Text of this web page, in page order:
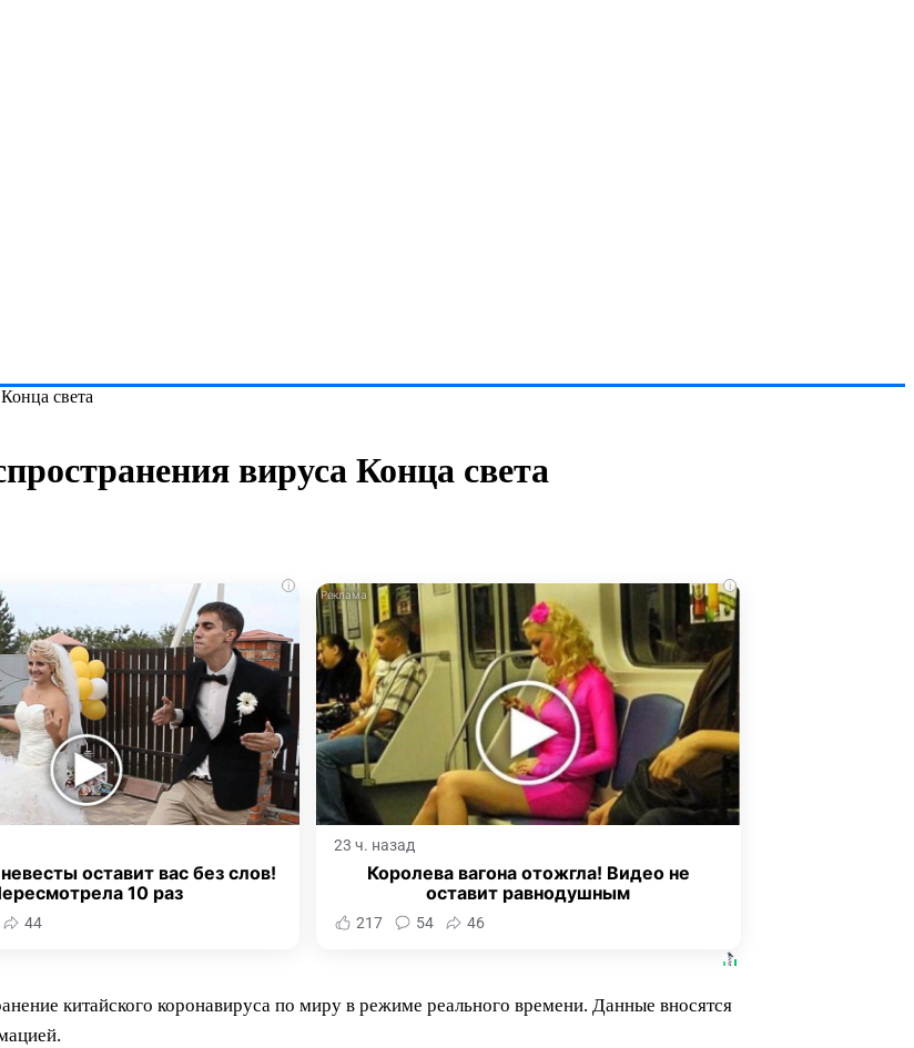
света
вируса Конца света
i
оставит вас без слов!
10 раз
44
i
23 ч. назад
Королева вагона отожгла! Видео не
оставит равнодушным
217 54 46
китайского коронавируса по миру в режиме реального времени. Данные вносятся